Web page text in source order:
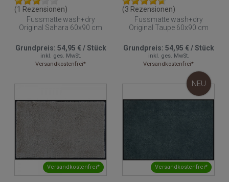
(1 Rezensionen)
Fussmatte wash+dry
Original Sahara 60x90 cm
Grundpreis: 54,95 €/Stück
inkl. ges. MwSt.
Versandkostenfrei*
(3 Rezensionen)
Fussmatte wash+dry
Original Taupe 60x90 cm
Grundpreis: 54,95 €/Stück
inkl. ges. MwSt.
Versandkostenfrei*
Versandkostenfrei* Versandkostenfrei*
NEU